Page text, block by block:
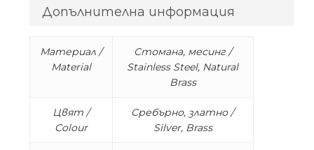
Допълнителна информация
Материал /
Material
Стомана, месинг /
Stainless Steel, Natural
Brass
Цвят /
Colour
Сребърно, златно /
Silver, Brass